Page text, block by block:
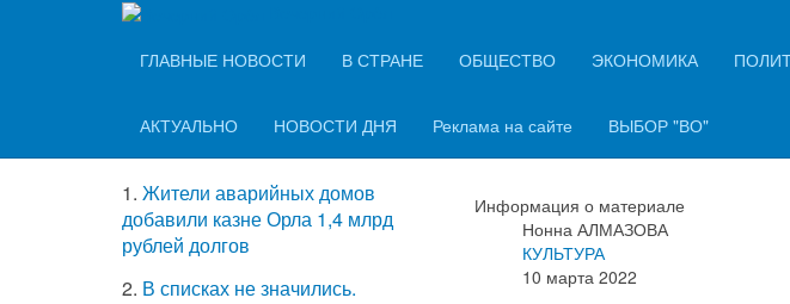
ГЛАВНЫЕ НОВОСТИ
В СТРАНЕ ОБЩЕСТВО ЭКОНОМИКА
АКТУАЛЬНО НОВОСТИ ДНЯ Реклама на сайте ВЫБОР "ВО"
В Орле пройдет
концерт «Музыка
Информация о материале
Нонна АЛМАЗОВА
КУЛЬТУРА
10 марта 2022
1. Жители аварийных домов
добавили казне Орла 1,4 млрд
рублей долгов
2. В списках не значились.